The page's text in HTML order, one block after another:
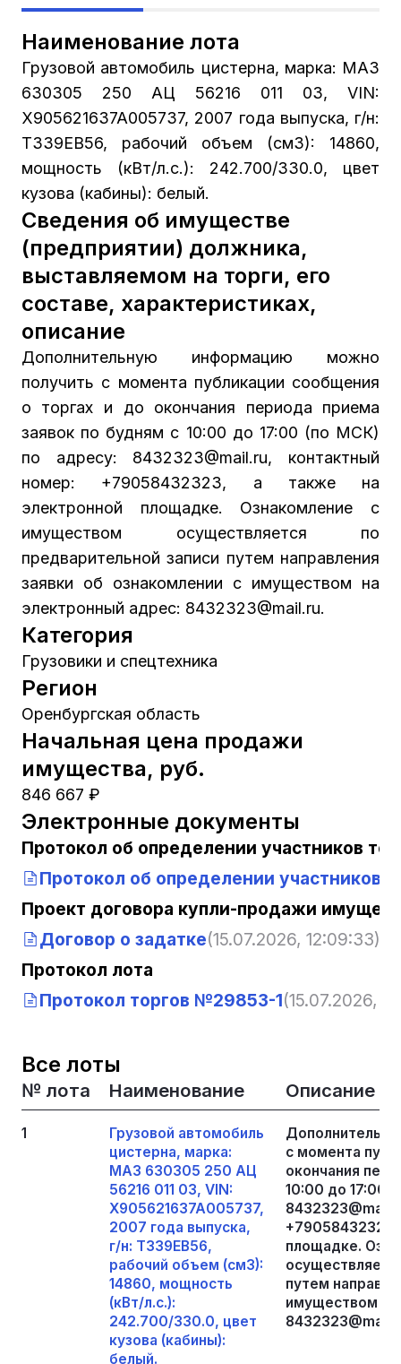
Наименование лота
Грузовой автомобиль цистерна, марка: МАЗ
630305 250 АЦ 56216 011 03, VIN:
X905621637A005737, 2007 года выпуска, г/н:
T339EB56, рабочий объем (см3): 14860,
мощность (кВт/л.с.): 242.700/330.0, цвет
кузова (кабины): белый.
Сведения об имуществе
(предприятии) должника,
выставляемом на торги, его
составе, характеристиках,
описание
Дополнительную информацию можно
получить с момента публикации сообщения
о торгах и до окончания периода приема
заявок по будням с 10:00 до 17:00 (по МСК)
по адресу: 8432323@mail.ru, контактный
номер: +79058432323, а также на
электронной площадке. Ознакомление с
имуществом осуществляется по
предварительной записи путем направления
заявки об ознакомлении с имуществом на
электронный адрес: 8432323@mail.ru.
Категория
Грузовики и спецтехника
Регион
Оренбургская область
Начальная цена продажи
имущества, руб.
846 667 ₽
Электронные документы
Протокол об определении участников
Протокол об определении участников
Проект договора купли-продажи
Договор о задатке(15.07.2026, 12:09:33)
Протокол лота
Протокол торгов №29853-1(15.07.2026,
Все лоты
№ лота Наименование Описание
1
Грузовой автомобиль
цистерна, марка:
МАЗ 630305 250 АЦ
56216 011 03, VIN:
X905621637A005737,
2007 года выпуска,
г/н: T339EB56,
рабочий объем (см3):
14860, мощность
(кВт/л.с.):
242.700/330.0, цвет
кузова (кабины):
белый.
с момента
окончания
10:00 до 17:00
+79058432323,
площадке.
путем
имуществом на